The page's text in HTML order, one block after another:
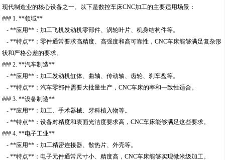
现代制造业的核心设备之一。以下是数控车床CNC加工的主要适用场景：
### 1. **领域**
- **应用**：加工飞机发动机零部件、涡轮叶片、机身结构件等。
- **特点**：零件通常要求高精度、高强度和高可靠性，CNC车床能够满足复杂形
状和严格公差的要求。
### 2. **汽车制造**
- **应用**：加工发动机缸体、曲轴、传动轴、齿轮、刹车盘等。
- **特点**：汽车零部件需要大批量生产，CNC车床的率和一致性适合。
### 3. **设备制造**
- **应用**：加工、手术器械、牙科植入物等。
- **特点**：设备对精度和表面光洁度要求高，CNC车床能够满足这些要求。
### 4. **电子工业**
- **应用**：加工精密连接器、散热片、外壳等。
- **特点**：电子元件通常尺寸小、精度高，CNC车床能够实现微米级加工。